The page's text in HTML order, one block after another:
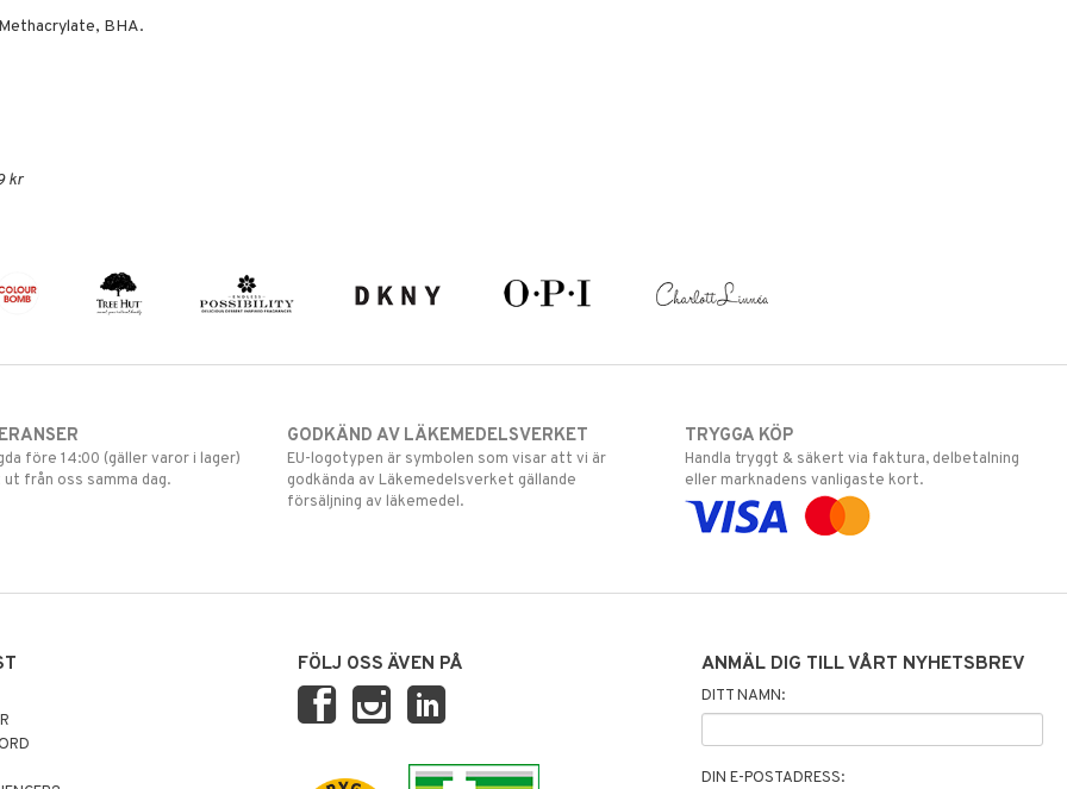
BHA.
kr
före 14:00 (gäller varor i lager)
från oss samma dag.
GODKÄND AV LÄKEMEDELSVERKET
EU-logotypen är symbolen som visar att vi är
godkända av Läkemedelsverket gällande
försäljning av läkemedel.
TRYGGA KÖP
Handla tryggt & säkert via faktura, delbetalning
eller marknadens vanligaste kort.
FÖLJ OSS ÄVEN PÅ ANMÄL DIG TILL VÅRT NYHETSBREV
DITT NAMN:
DIN E-POSTADRESS: